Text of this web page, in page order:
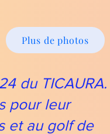
Plus de photos
du TICAURA.
pour leur
et au golf de